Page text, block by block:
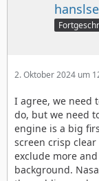
hanslse
2. Oktober 2024 um
I agree, we need
do, but we need
engine is a big
screen crisp
exclude more
background.